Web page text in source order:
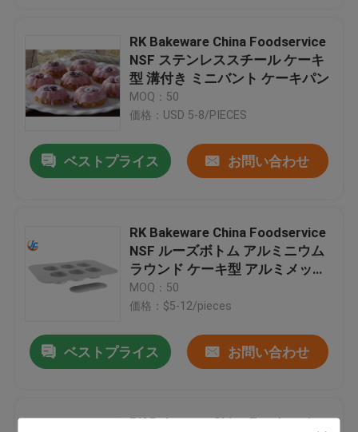
RK Bakeware China Foodservice
NSF ステンレススチール ケーキ
型 溝付き ミニバント ケーキパン
MOQ：50
価格：USD 5-8/PIECES
ベストプライス お問い合わせ
RK Bakeware China Foodservice
NSF ルーズボトム アルミニウム
ラウンド ケーキ型 アルミメッキ
スチール ミニチーズケーキパン
MOQ：50
価格：$5-12/pieces
ベストプライス お問い合わせ
RK Bakeware China Foodservice